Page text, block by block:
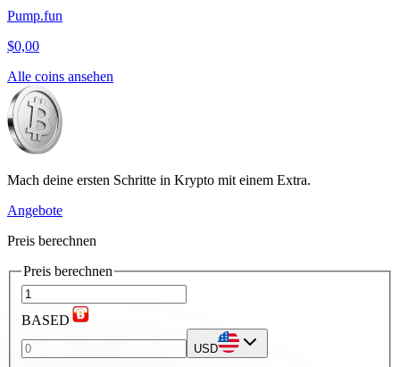
Pump.fun
$0,00
Alle coins ansehen
Mach deine ersten Schritte in Krypto mit einem Extra.
Angebote
Preis berechnen
Preis berechnen
BASED
USD